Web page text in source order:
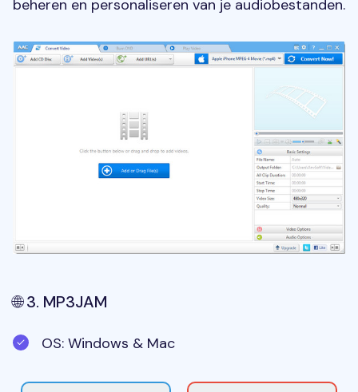
beheren en personaliseren van je audiobestanden.
🌐 3. MP3JAM
OS: Windows & Mac